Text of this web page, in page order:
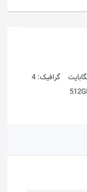
پردازنده: Core i7-11800H رم: 8 گیگابایت گرافیک: 4